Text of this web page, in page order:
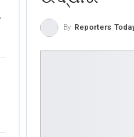
By Reporters